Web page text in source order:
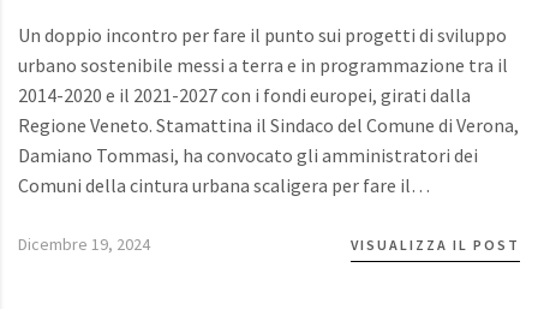
Un doppio incontro per fare il punto sui progetti di sviluppo
urbano sostenibile messi a terra e in programmazione tra il
2014-2020 e il 2021-2027 con i fondi europei, girati dalla
Regione Veneto. Stamattina il Sindaco del Comune di Verona,
Damiano Tommasi, ha convocato gli amministratori dei
Comuni della cintura urbana scaligera per fare il…
Dicembre 19, 2024 VISUALIZZA IL POST